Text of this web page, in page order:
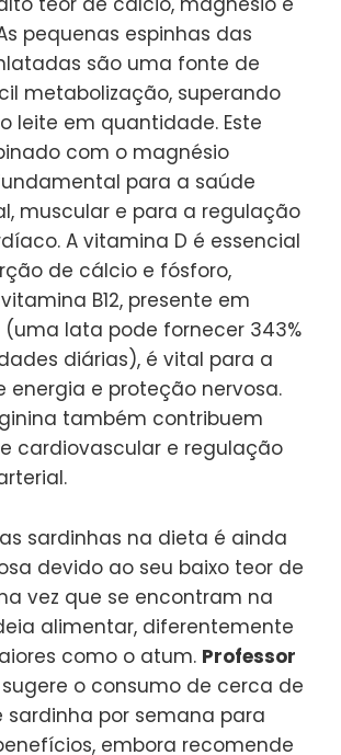
pequenas espinhas das
são uma fonte de
metabolização, superando
leite em quantidade. Este
com o magnésio
para a saúde
muscular e para a regulação
A vitamina D é essencial
de cálcio e fósforo,
B12, presente em
lata pode fornecer 343%
diárias), é vital para a
energia e proteção nervosa.
também contribuem
cardiovascular e regulação
sardinhas na dieta é ainda
devido ao seu baixo teor de
vez que se encontram na
alimentar, diferentemente
como o atum. Professor
sugere o consumo de cerca de
sardinha por semana para
embora recomende